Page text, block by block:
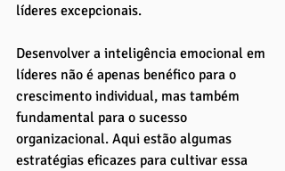
líderes excepcionais.
Desenvolver a inteligência emocional em
líderes não é apenas benéfico para o
crescimento individual, mas também
fundamental para o sucesso
organizacional. Aqui estão algumas
estratégias eficazes para cultivar essa